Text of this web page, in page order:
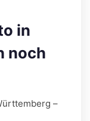
in
noch
–